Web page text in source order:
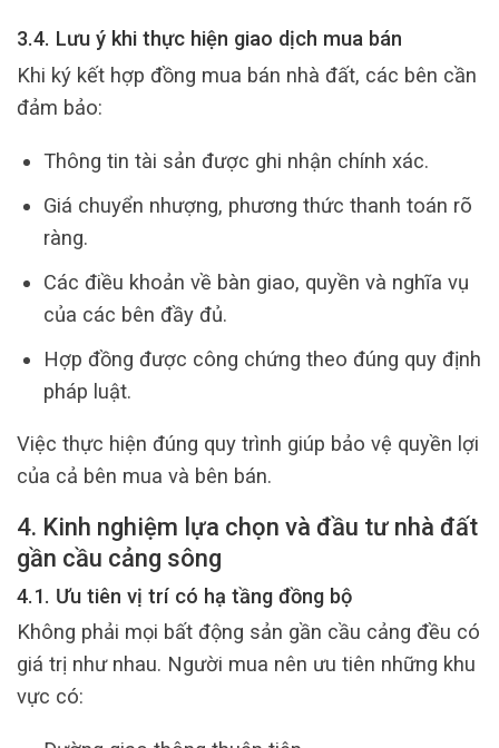
3.4. Lưu ý khi thực hiện giao dịch mua bán
Khi ký kết hợp đồng mua bán nhà đất, các bên cần
đảm bảo:
Thông tin tài sản được ghi nhận chính xác.
Giá chuyển nhượng, phương thức thanh toán rõ
ràng.
Các điều khoản về bàn giao, quyền và nghĩa vụ
của các bên đầy đủ.
Hợp đồng được công chứng theo đúng quy định
pháp luật.
Việc thực hiện đúng quy trình giúp bảo vệ quyền lợi
của cả bên mua và bên bán.
4. Kinh nghiệm lựa chọn và đầu tư nhà đất
gần cầu cảng sông
4.1. Ưu tiên vị trí có hạ tầng đồng bộ
Không phải mọi bất động sản gần cầu cảng đều có
giá trị như nhau. Người mua nên ưu tiên những khu
vực có: